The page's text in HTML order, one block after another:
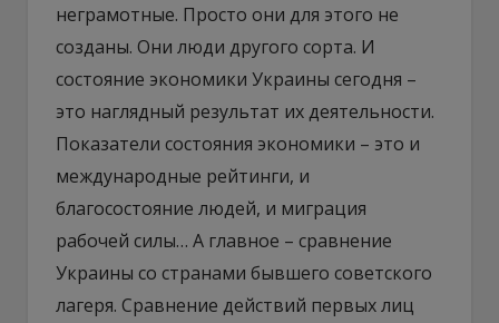
неграмотные. Просто они для этого не
созданы. Они люди другого сорта. И
состояние экономики Украины сегодня –
это наглядный результат их деятельности.
Показатели состояния экономики – это и
международные рейтинги, и
благосостояние людей, и миграция
рабочей силы… А главное – сравнение
Украины со странами бывшего советского
лагеря. Сравнение действий первых лиц